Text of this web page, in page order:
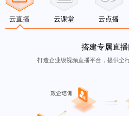
云直播 云课堂 云点播
搭建专属直
打造企业级视频直播平台，提供全